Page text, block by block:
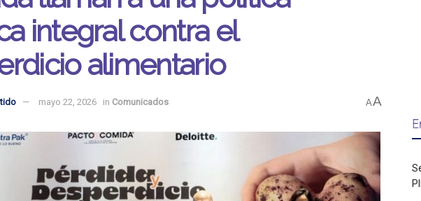
integral contra el
alimentario
mayo 22, 2026 in Comunicados AA